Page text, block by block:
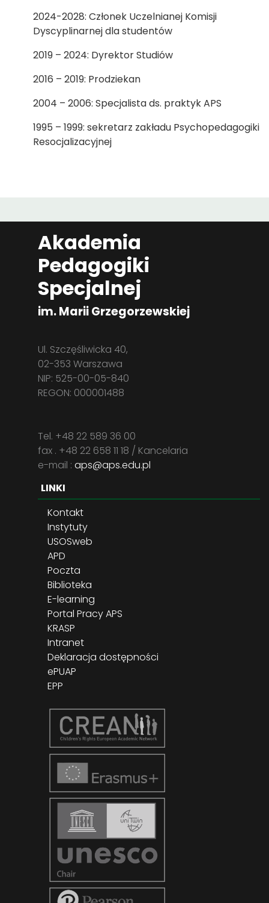
2024-2028: Członek Uczelnianej Komisji
Dyscyplinarnej dla studentów
2019 – 2024: Dyrektor Studiów
2016 – 2019: Prodziekan
2004 – 2006: Specjalista ds. praktyk APS
1995 – 1999: sekretarz zakładu Psychopedagogiki
Resocjalizacyjnej
Akademia
Pedagogiki
Specjalnej
im. Marii Grzegorzewskiej
Ul. Szczęśliwicka 40,
02-353 Warszawa
NIP: 525-00-05-840
REGON: 000001488
Tel. +48 22 589 36 00
fax . +48 22 658 11 18 / Kancelaria
e-mail : aps@aps.edu.pl
LINKI
Kontakt
Instytuty
USOSweb
APD
Poczta
Biblioteka
E-learning
Portal Pracy APS
KRASP
Intranet
Deklaracja dostępności
ePUAP
EPP